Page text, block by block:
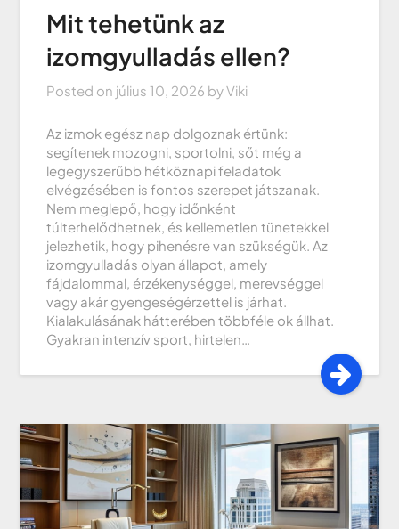
Mit tehetünk az
izomgyulladás ellen?
Posted on július 10, 2026 byViki
Az izmok egész nap dolgoznak értünk:
segítenek mozogni, sportolni, sőt még a
legegyszerűbb hétköznapi feladatok
elvégzésében is fontos szerepet játszanak.
Nem meglepő, hogy időnként
túlterhelődhetnek, és kellemetlen tünetekkel
jelezhetik, hogy pihenésre van szükségük. Az
izomgyulladás olyan állapot, amely
fájdalommal, érzékenységgel, merevséggel
vagy akár gyengeségérzettel is járhat.
Kialakulásának hátterében többféle ok állhat.
Gyakran intenzív sport, hirtelen…